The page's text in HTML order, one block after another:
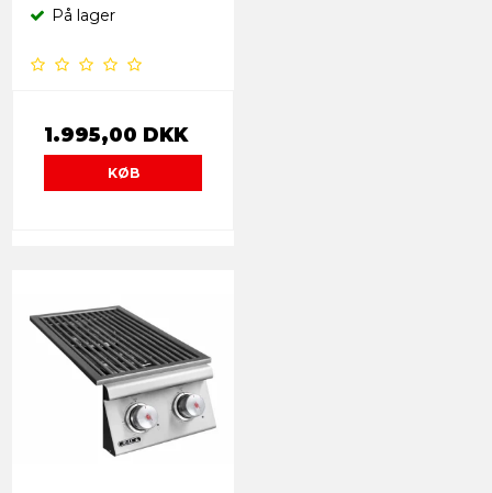
På lager
1.995,00 DKK
KØB